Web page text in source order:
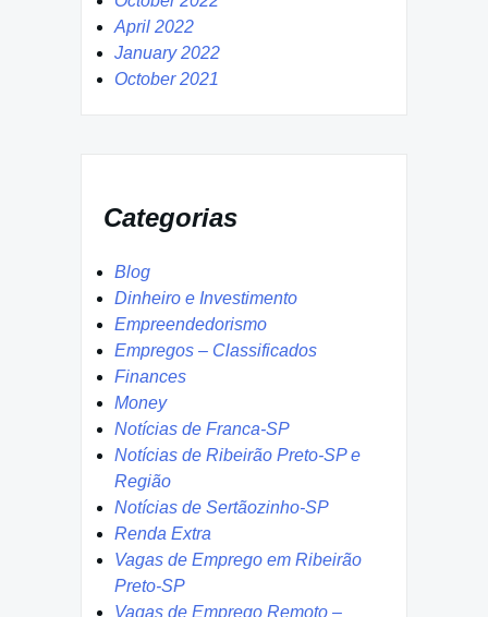
April 2022
January 2022
October 2021
Categorias
Blog
Dinheiro e Investimento
Empreendedorismo
Empregos – Classificados
Finances
Money
Notícias de Franca-SP
Notícias de Ribeirão Preto-SP e
Região
Notícias de Sertãozinho-SP
Renda Extra
Vagas de Emprego em Ribeirão
Preto-SP
Vagas de Emprego Remoto –